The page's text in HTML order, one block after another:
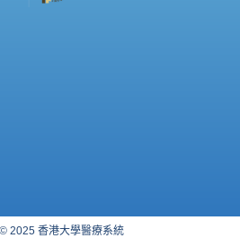
2025 香港大學醫療系統